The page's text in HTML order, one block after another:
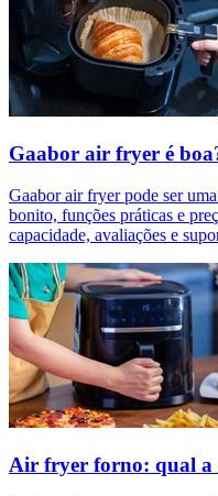
Gaabor air fryer é
Gaabor air fryer pode ser
bonito, funções práticas e
capacidade, avaliações e
Air fryer forno: qual a